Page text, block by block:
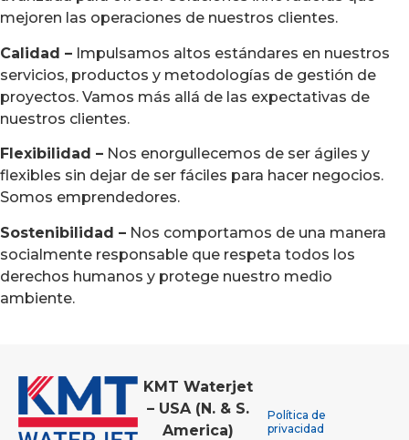
mejoren las operaciones de nuestros clientes.
Calidad – Impulsamos altos estándares en nuestros
servicios, productos y metodologías de gestión de
proyectos. Vamos más allá de las expectativas de
nuestros clientes.
Flexibilidad – Nos enorgullecemos de ser ágiles y
flexibles sin dejar de ser fáciles para hacer negocios.
Somos emprendedores.
Sostenibilidad – Nos comportamos de una manera
socialmente responsable que respeta todos los
derechos humanos y protege nuestro medio
ambiente.
KMT Waterjet
– USA (N. & S.
America)
Política de
privacidad